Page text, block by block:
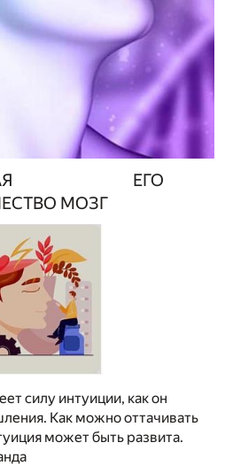
ЕГО
МОЗГ
силу интуиции, как он
Как можно оттачивать
может быть развита.